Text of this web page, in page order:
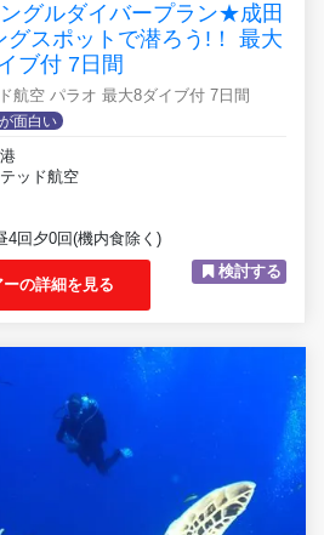
グルダイバープラン★成田
スポットで潜ろう!！ 最大
ブ付 7日間
航空 パラオ 最大8ダイブ付 7日間
面白い
ッド航空
4回夕0回(機内食除く)
ーの詳細を見る
検討する